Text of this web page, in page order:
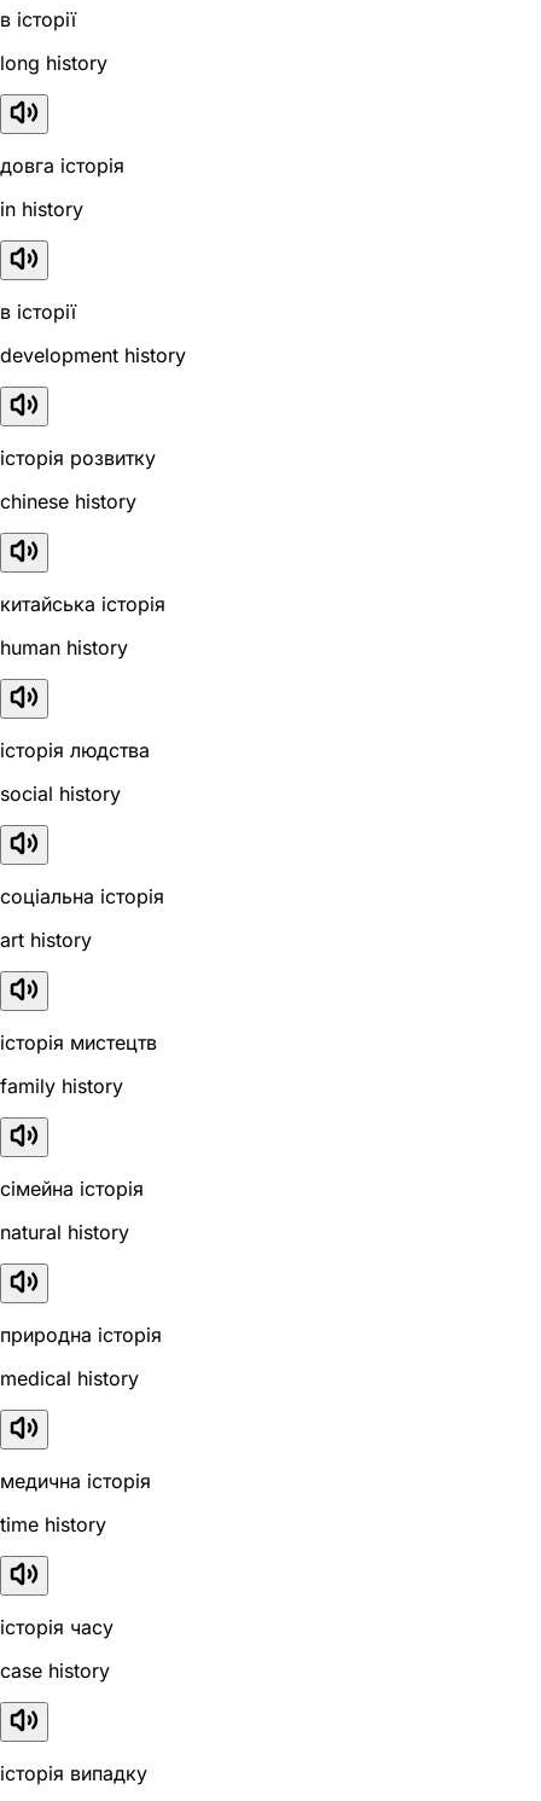
в історії
long history
довга історія
in history
в історії
development history
історія розвитку
chinese history
китайська історія
human history
історія людства
social history
соціальна історія
art history
історія мистецтв
family history
сімейна історія
natural history
природна історія
medical history
медична історія
time history
історія часу
case history
історія випадку